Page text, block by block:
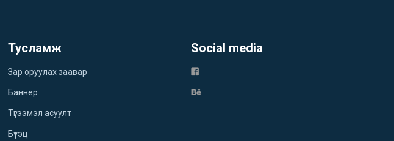
Тусламж
Зар оруулах заавар
Баннер
Түгээмэл асуулт
Бүтэц
Social media